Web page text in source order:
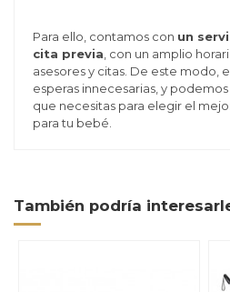
Para ello, contamos con un
cita previa , con un amplio
asesores y citas. De este modo,
esperas innecesarias, y
que necesitas para elegir el
para tu bebé.
También podría